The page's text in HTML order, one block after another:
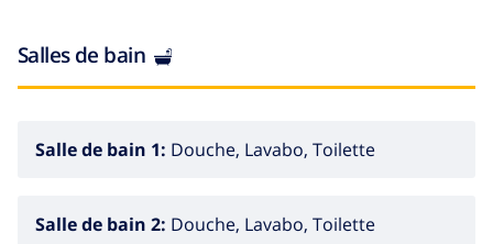
Salles de bain
Salle de bain 1: Douche, Lavabo, Toilette
Salle de bain 2: Douche, Lavabo, Toilette